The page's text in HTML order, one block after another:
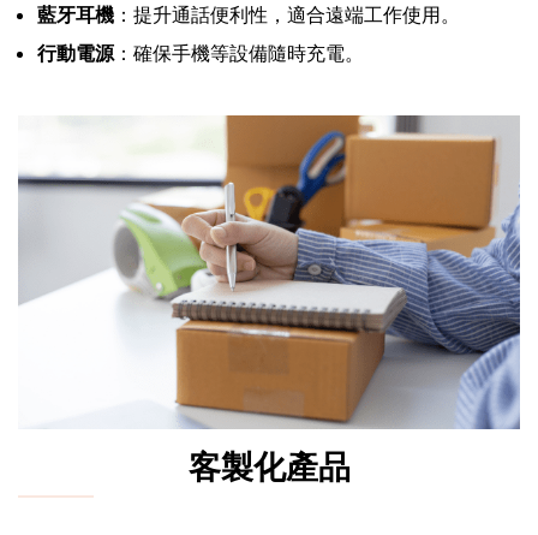
藍牙耳機 ：提升通話便利性，適合遠端工作使用。
行動電源：確保手機等設備隨時充電。
客製化產品